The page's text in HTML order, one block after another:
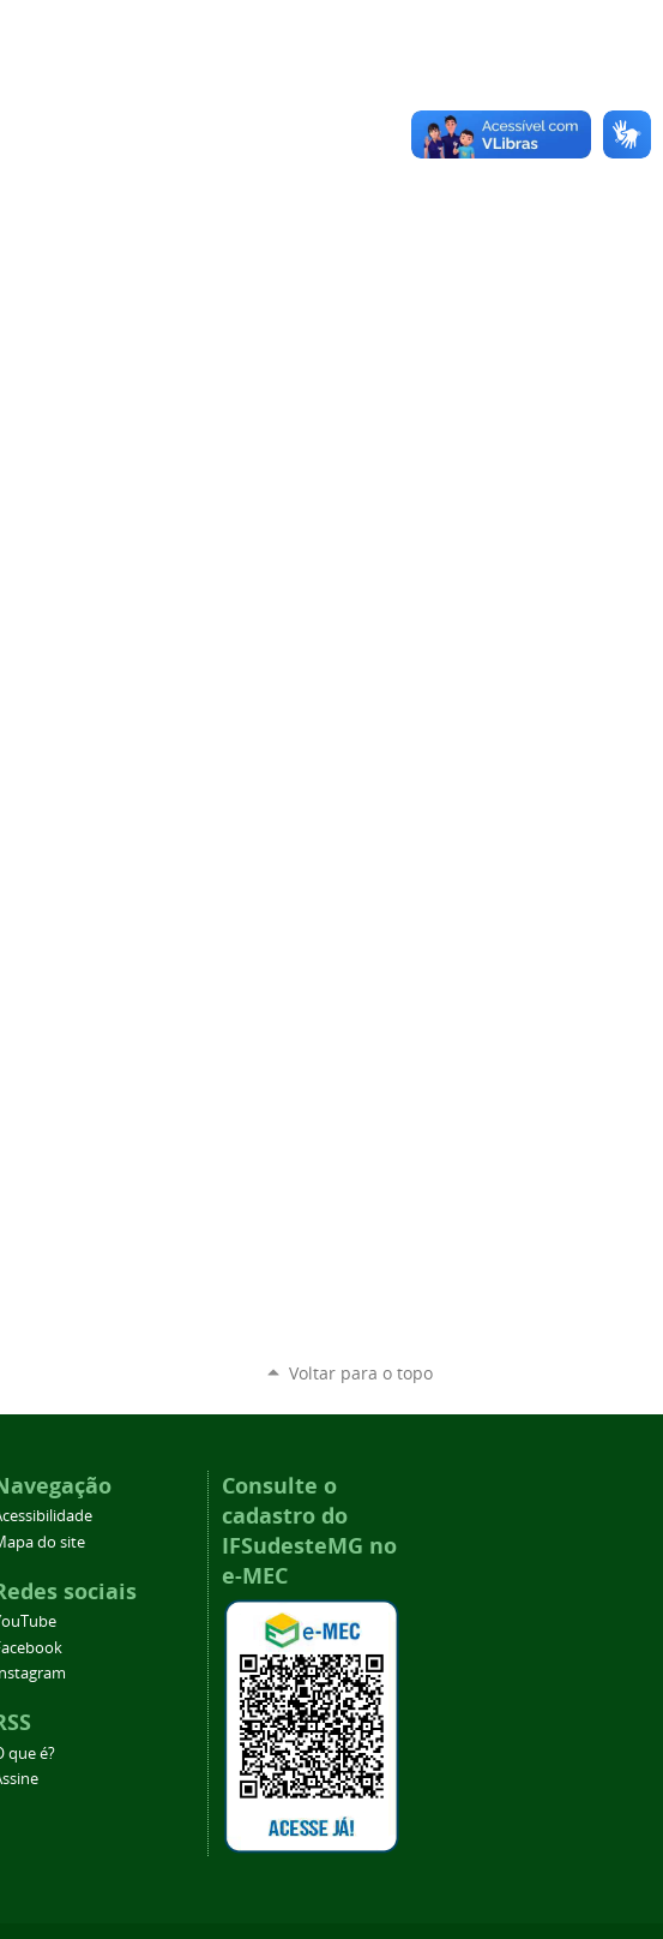
Voltar para o topo
do site
sociais
que é?
Consulte o
cadastro do
IFSudesteMG no
e-MEC